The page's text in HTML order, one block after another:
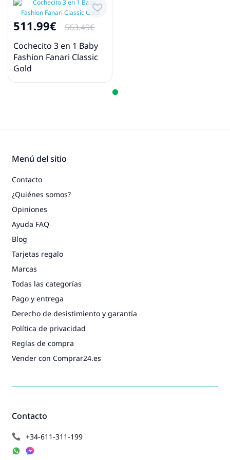
511.99€
563.49€
Cochecito 3 en 1 Baby
Fashion Fanari Classic
Gold
Contacto
+34-611-311-199
Menú del sitio
Contacto
¿Quiénes somos?
Opiniones
Ayuda FAQ
Blog
Tarjetas regalo
Marcas
Todas las categorías
Pago y entrega
Derecho de desistimiento y garantía
Política de privacidad
Reglas de compra
Vender con Comprar24.es